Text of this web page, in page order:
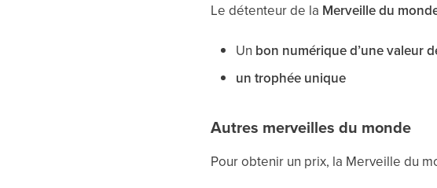
Le détenteur de la Merveille du
Un bon numérique d’une valeur
un trophée unique
Autres merveilles du monde
Pour obtenir un prix, la Merveille du